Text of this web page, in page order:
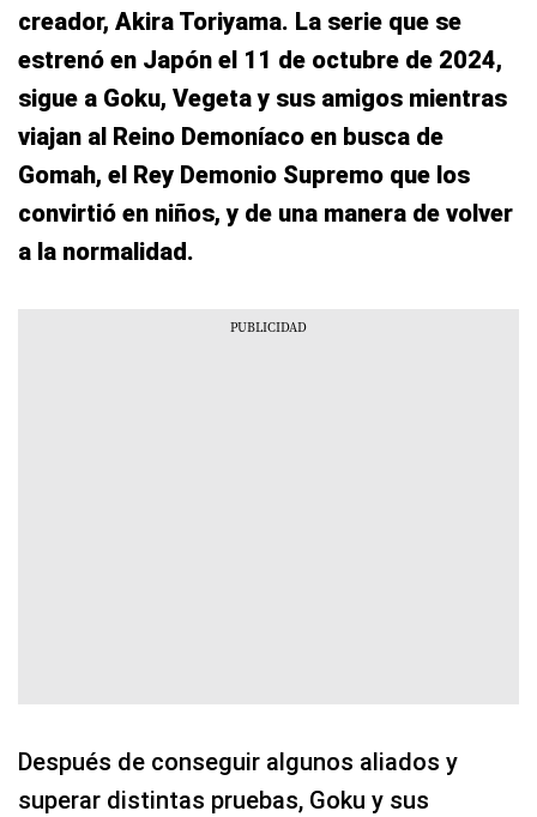
creador, Akira Toriyama. La serie que se
estrenó en Japón el 11 de octubre de 2024,
sigue a Goku, Vegeta y sus amigos mientras
viajan al Reino Demoníaco en busca de
Gomah, el Rey Demonio Supremo que los
convirtió en niños, y de una manera de volver
a la normalidad.
Después de conseguir algunos aliados y
superar distintas pruebas, Goku y sus